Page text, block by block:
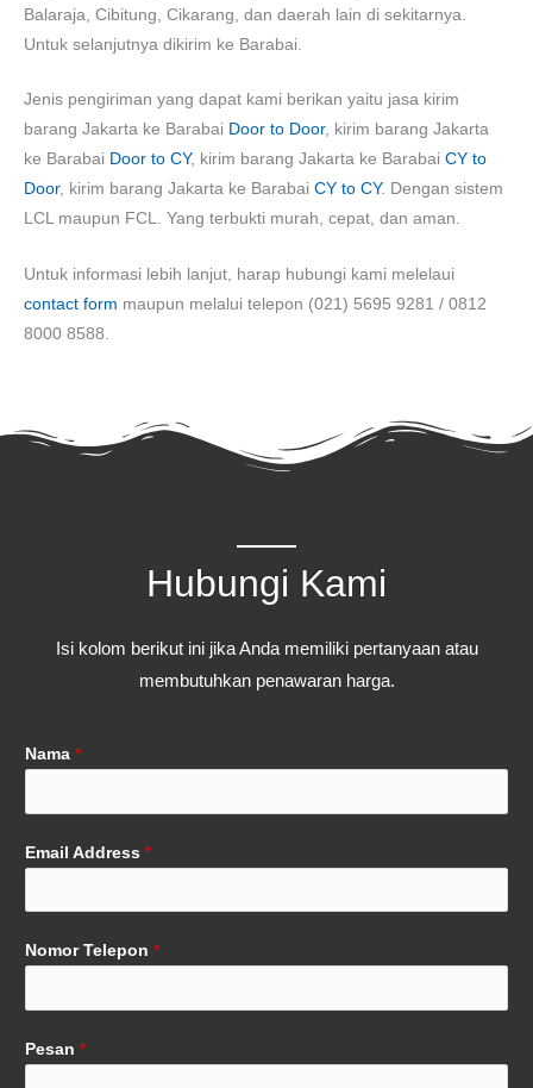
Balaraja, Cibitung, Cikarang, dan daerah lain di sekitarnya.
Untuk selanjutnya dikirim ke Barabai.
Jenis pengiriman yang dapat kami berikan yaitu jasa kirim
barang Jakarta ke Barabai Door to Door, kirim barang Jakarta
ke Barabai Door to CY, kirim barang Jakarta ke Barabai CY to
Door, kirim barang Jakarta ke Barabai CY to CY. Dengan sistem
LCL maupun FCL. Yang terbukti murah, cepat, dan aman.
Untuk informasi lebih lanjut, harap hubungi kami melelaui
contact form maupun melalui telepon (021) 5695 9281 / 0812
8000 8588.
Hubungi Kami
Isi kolom berikut ini jika Anda memiliki pertanyaan atau
membutuhkan penawaran harga.
Nama *
Email Address *
Nomor Telepon *
Pesan *